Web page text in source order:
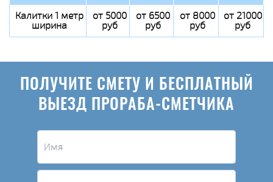
Калитки 1 метр
ширина
от 5000
руб
от 6500
руб
от 8000
руб
от 21000
руб
ПОЛУЧИТЕ СМЕТУ И БЕСПЛАТНЫЙ
ВЫЕЗД ПРОРАБА-СМЕТЧИКА